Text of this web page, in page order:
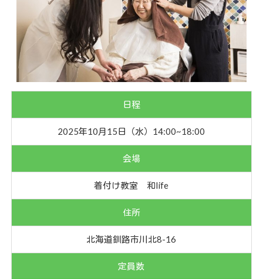
日程
2025年10月15日（水）14:00~18:00
会場
着付け教室 和life
住所
北海道釧路市川北8-16
定員数